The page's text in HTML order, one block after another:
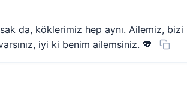
da, köklerimiz hep aynı. Ailemiz,
iyi ki benim ailemsiniz. 💖